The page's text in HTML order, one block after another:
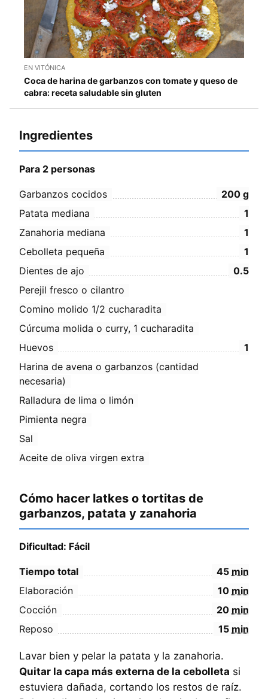
EN VITÓNICA
Coca de harina de garbanzos con tomate y queso de
cabra: receta saludable sin gluten
Ingredientes
Para 2 personas
Garbanzos cocidos 200 g
Patata mediana
1
Zanahoria mediana
1
Cebolleta pequeña
1
Dientes de ajo
0.5
Perejil fresco o cilantro
Comino molido 1/2 cucharadita
Cúrcuma molida o curry, 1 cucharadita
Huevos
1
Harina de avena o garbanzos (cantidad
necesaria)
Ralladura de lima o limón
Pimienta negra
Sal
Aceite de oliva virgen extra
Cómo hacer latkes o tortitas de
garbanzos, patata y zanahoria
Dificultad: Fácil
Tiempo total 45 min
Elaboración
10 min
Cocción
20 min
Reposo
15 min
Lavar bien y pelar la patata y la zanahoria.
Quitar la capa más externa de la cebolleta si
estuviera dañada, cortando los restos de raíz.